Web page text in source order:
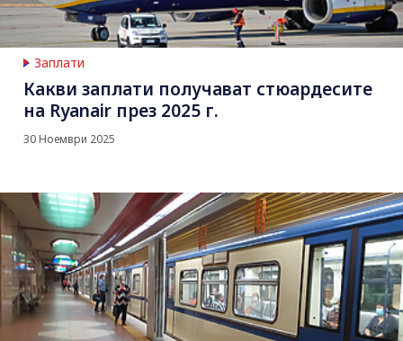
Заплати
Какви заплати получават стюардесите
на Ryanair през 2025 г.
30 Ноември 2025